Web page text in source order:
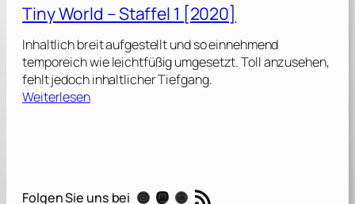
Tiny World – Staffel 1 [2020]
Inhaltlich breit aufgestellt und so einnehmend
temporeich wie leichtfüßig umgesetzt. Toll anzusehen,
fehlt jedoch inhaltlicher Tiefgang.
Weiterlesen:
Folgen Sie uns bei Instagram Mastodon Threads RSS-Feed